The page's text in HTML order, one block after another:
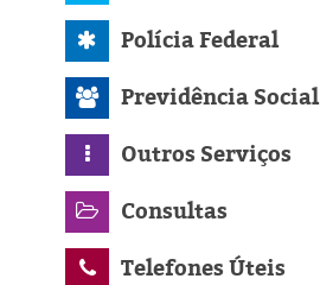
Polícia Federal
Previdência Social
Outros Serviços
Consultas
Telefones Úteis